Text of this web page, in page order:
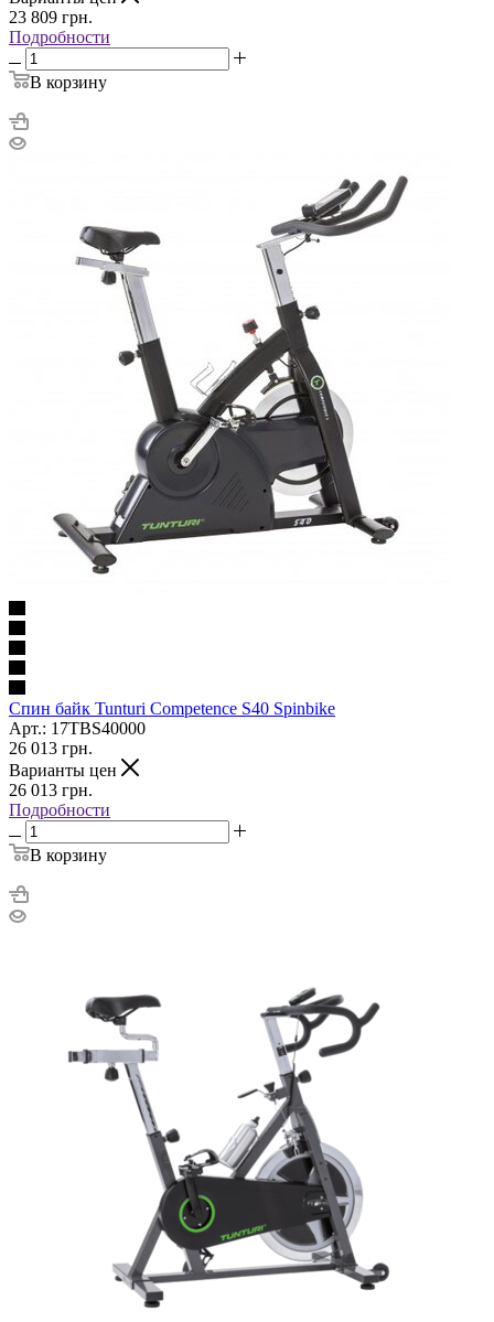
23 809 грн.
Подробности
В корзину
Cпин байк Tunturi Competence S40 Spinbike
Арт.: 17TBS40000
26 013 грн.
Варианты цен
26 013 грн.
Подробности
В корзину